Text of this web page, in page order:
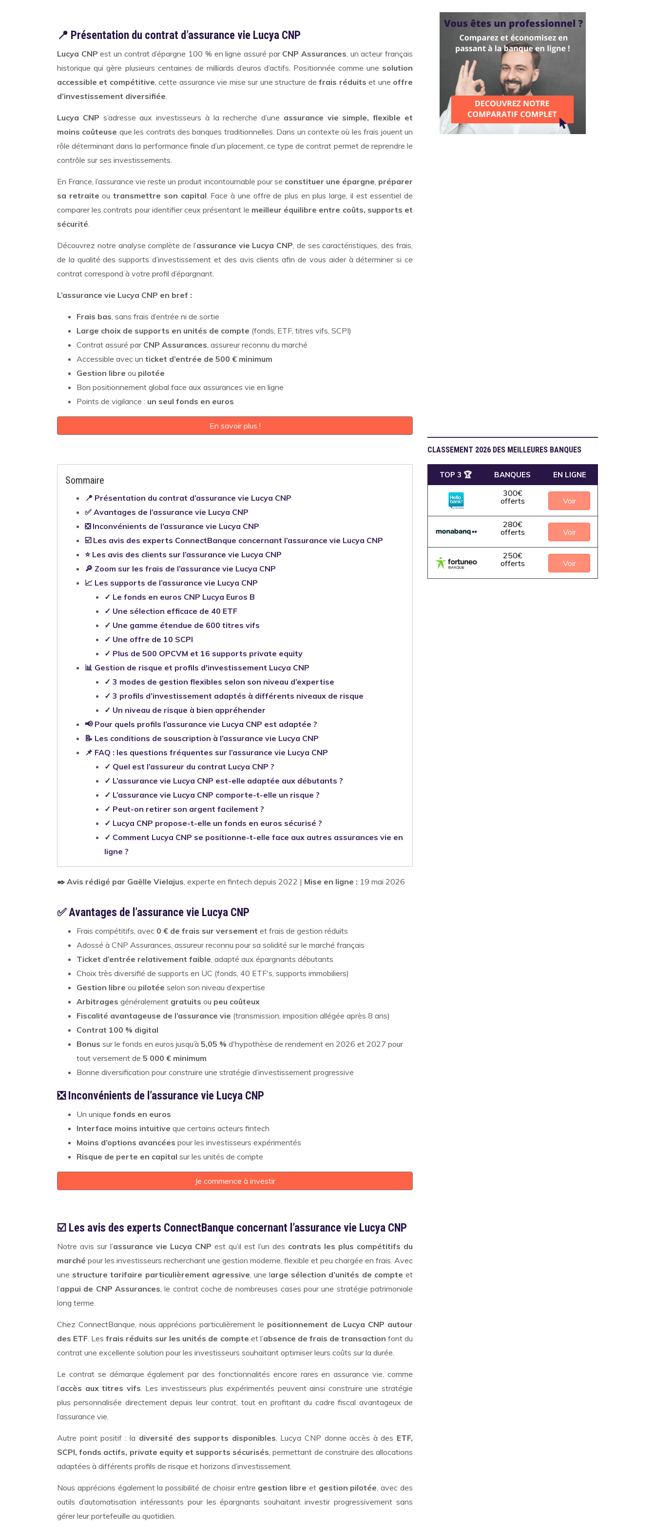
📍 Présentation du contrat d’assurance vie Lucya CNP
Lucya CNP est un contrat d’épargne 100 % en ligne assuré par CNP Assurances, un acteur français
historique qui gère plusieurs centaines de milliards d’euros d’actifs. Positionnée comme une solution
accessible et compétitive, cette assurance vie mise sur une structure defrais réduits et une offre
d’investissement diversifiée.
Lucya CNP s’adresse aux investisseurs à la recherche d’une assurance vie simple, flexible et
moins coûteuse que les contrats des banques traditionnelles. Dans un contexte où les frais jouent un
rôle déterminant dans la performance finale d’un placement, ce type de contrat permet de reprendre le
contrôle sur ses investissements.
En France, l’assurance vie reste un produit incontournable pour se constituer une épargne, préparer
sa retraiteoutransmettre son capital. Face à une offre de plus en plus large, il est essentiel de
comparer les contrats pour identifier ceux présentant le meilleur équilibre entre coûts, supports et
sécurité.
Découvrez notre analyse complète de l’assurance vie Lucya CNP, de ses caractéristiques, des frais,
de la qualité des supports d’investissement et des avis clients afin de vous aider à déterminer si ce
contrat correspond à votre profil d’épargnant.
L’assurance vie Lucya CNP en bref :
Frais bas, sans frais d’entrée ni de sortie
Large choix de supports en unités de compte (fonds, ETF, titres vifs, SCPI)
Contrat assuré par CNP Assurances, assureur reconnu du marché
Accessible avec un ticket d’entrée de 500 € minimum
Gestion libre ou pilotée
Bon positionnement global face aux assurances vie en ligne
Points de vigilance : un seul fonds en euros
En savoir plus !
Sommaire
📍 Présentation du contrat d’assurance vie Lucya CNP
✅ Avantages de l’assurance vie Lucya CNP
❎ Inconvénients de l’assurance vie Lucya CNP
☑️ Les avis des experts ConnectBanque concernant l’assurance vie Lucya CNP
⭐ Les avis des clients sur l’assurance vie Lucya CNP
🔎 Zoom sur les frais de l’assurance vie Lucya CNP
📈 Les supports de l’assurance vie Lucya CNP
✓ Le fonds en euros CNP Lucya Euros B
✓ Une sélection efficace de 40 ETF
✓ Une gamme étendue de 600 titres vifs
✓ Une offre de 10 SCPI
✓ Plus de 500 OPCVM et 16 supports private equity
📊 Gestion de risque et profils d'investissement Lucya CNP
✓ 3 modes de gestion flexibles selon son niveau d’expertise
✓ 3 profils d’investissement adaptés à différents niveaux de risque
✓ Un niveau de risque à bien appréhender
📢 Pour quels profils l’assurance vie Lucya CNP est adaptée ?
📝 Les conditions de souscription à l’assurance vie Lucya CNP
📌 FAQ : les questions fréquentes sur l’assurance vie Lucya CNP
✓ Quel est l’assureur du contrat Lucya CNP ?
✓ L’assurance vie Lucya CNP est-elle adaptée aux débutants ?
✓ L’assurance vie Lucya CNP comporte-t-elle un risque ?
✓ Peut-on retirer son argent facilement ?
✓ Lucya CNP propose-t-elle un fonds en euros sécurisé ?
✓ Comment Lucya CNP se positionne-t-elle face aux autres assurances vie en
ligne ?
✒️ Avis rédigé par Gaëlle Vielajus, experte en fintech depuis 2022 | Mise en ligne : 19 mai 2026
✅ Avantages de l’assurance vie Lucya CNP
Frais compétitifs, avec 0 € de frais sur versement et frais de gestion réduits
Adossé à CNP Assurances, assureur reconnu pour sa solidité sur le marché français
Ticket d’entrée relativement faible, adapté aux épargnants débutants
Choix très diversifié de supports en UC (fonds, 40 ETF's, supports immobiliers)
Gestion libre ou pilotée selon son niveau d’expertise
Arbitrages généralement gratuits ou peu coûteux
Fiscalité avantageuse de l’assurance vie (transmission, imposition allégée après 8 ans)
Contrat 100 % digital
Bonus sur le fonds en euros jusqu’à 5,05 % d'hypothèse de rendement en 2026 et 2027 pour
tout versement de 5 000 € minimum
Bonne diversification pour construire une stratégie d’investissement progressive
❎ Inconvénients de l’assurance vie Lucya CNP
Un unique fonds en euros
Interface moins intuitive que certains acteurs fintech
Moins d’options avancées pour les investisseurs expérimentés
Risque de perte en capital sur les unités de compte
Je commence à investir
☑️ Les avis des experts ConnectBanque concernant l’assurance vie Lucya CNP
Notre avis sur l’assurance vie Lucya CNP est qu’il est l’un des contrats les plus compétitifs du
marché pour les investisseurs recherchant une gestion moderne, flexible et peu chargée en frais. Avec
une structure tarifaire particulièrement agressive, une large sélection d’unités de compteet
l’appui de CNP Assurances, le contrat coche de nombreuses cases pour une stratégie patrimoniale
long terme.
Chez ConnectBanque, nous apprécions particulièrement le positionnement de Lucya CNP autour
des ETF. Lesfrais réduits sur les unités de compte et l’absence de frais de transaction font du
contrat une excellente solution pour les investisseurs souhaitant optimiser leurs coûts sur la durée.
Le contrat se démarque également par des fonctionnalités encore rares en assurance vie, comme
l’accès aux titres vifs. Les investisseurs plus expérimentés peuvent ainsi construire une stratégie
plus personnalisée directement depuis leur contrat, tout en profitant du cadre fiscal avantageux de
l’assurance vie.
Autre point positif : la diversité des supports disponibles. Lucya CNP donne accès à des ETF,
SCPI, fonds actifs, private equity et supports sécurisés, permettant de construire des allocations
adaptées à différents profils de risque et horizons d’investissement.
Nous apprécions également la possibilité de choisir entre gestion libre et gestion pilotée, avec des
outils d’automatisation intéressants pour les épargnants souhaitant investir progressivement sans
gérer leur portefeuille au quotidien.